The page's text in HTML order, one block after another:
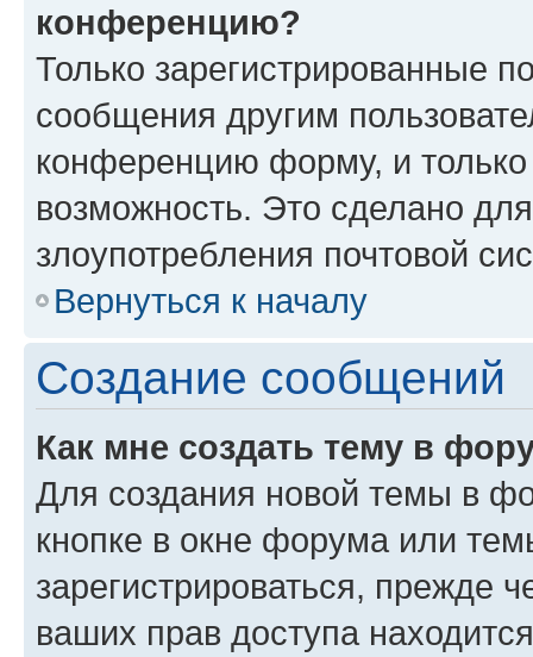
конференцию?
Только зарегистрированные
сообщения другим
конференцию форму, и
возможность. Это сделано
злоупотребления почтовой
Вернуться к началу
Создание сообщений
Как мне создать тему в
Для создания новой темы в
кнопке в окне форума или
зарегистрироваться, прежде
ваших прав доступа